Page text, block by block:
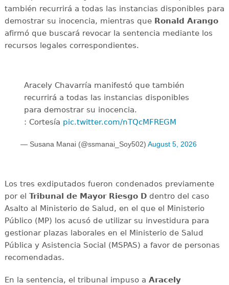
también recurrirá a todas las instancias disponibles para
demostrar su inocencia, mientras que Ronald Arango
afirmó que buscará revocar la sentencia mediante los
recursos legales correspondientes.
Aracely Chavarría manifestó que también
recurrirá a todas las instancias disponibles
para demostrar su inocencia.
: Cortesía pic.twitter.com/nTQcMFREGM
— Susana Manai (@ssmanai_Soy502) August 5, 2026
Los tres exdiputados fueron condenados previamente
por el Tribunal de Mayor Riesgo Ddentro del caso
Asalto al Ministerio de Salud, en el que el Ministerio
Público (MP) los acusó de utilizar su investidura para
gestionar plazas laborales en el Ministerio de Salud
Pública y Asistencia Social (MSPAS) a favor de personas
recomendadas.
En la sentencia, el tribunal impuso a Aracely